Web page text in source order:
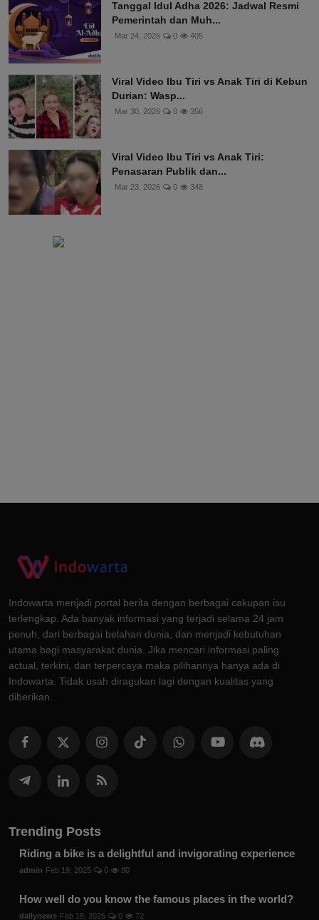
Tanggal Idul Adha 2026: Jadwal Resmi
Pemerintah dan Muh...
Mar 24, 2026 0 405
Viral Video Ibu Tiri vs Anak Tiri di Kebun
Durian: Wasp...
Mar 30, 2026 0 356
Viral Video Ibu Tiri vs Anak Tiri:
Penasaran Publik dan...
Mar 23, 2026 0 348
Indowarta menjadi portal berita dengan berbagai cakupan isu
terlengkap. Ada banyak informasi yang terjadi selama 24 jam
penuh, dari berbagai belahan dunia, dan menjadi kebutuhan
utama bagi masyarakat dunia. Jika mencari informasi paling
actual, terkini, dan terpercaya maka pilihannya hanya ada di
Indowarta. Tidak usah diragukan lagi dengan kualitas yang
diberikan.
Trending Posts
Riding a bike is a delightful and invigorating experience
admin Feb 19, 2025 0 80
How well do you know the famous places in the world?
dailynews Feb 18, 2025 0 72